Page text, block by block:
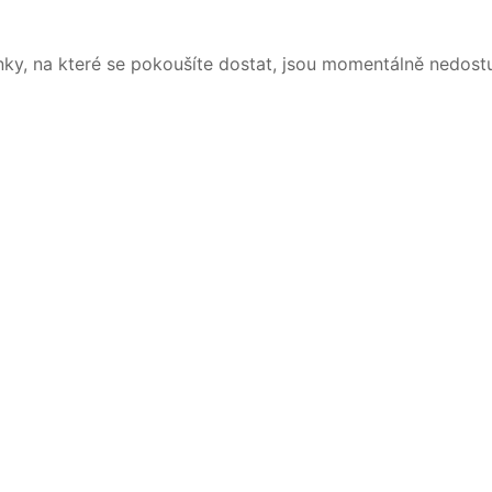
na které se pokoušíte dostat, jsou momentálně